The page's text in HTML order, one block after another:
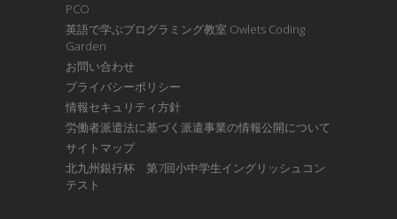
PCO
英語で学ぶプログラミング教室 Owlets Coding
Garden
お問い合わせ
プライバシーポリシー
情報セキュリティ方針
労働者派遣法に基づく派遣事業の情報公開について
サイトマップ
北九州銀行杯 第7回小中学生イングリッシュコン
テスト